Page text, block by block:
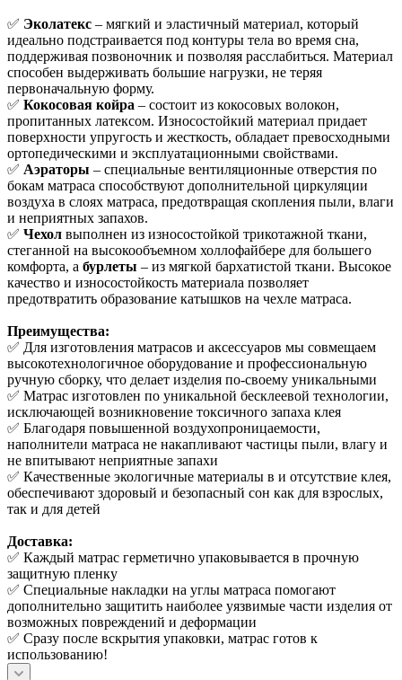
✅ Эколатекс – мягкий и эластичный материал, который
идеально подстраивается под контуры тела во время сна,
поддерживая позвоночник и позволяя расслабиться. Материал
способен выдерживать большие нагрузки, не теряя
первоначальную форму.
✅ Кокосовая койра – состоит из кокосовых волокон,
пропитанных латексом. Износостойкий материал придает
поверхности упругость и жесткость, обладает превосходными
ортопедическими и эксплуатационными свойствами.
✅ Аэраторы – специальные вентиляционные отверстия по
бокам матраса способствуют дополнительной циркуляции
воздуха в слоях матраса, предотвращая скопления пыли, влаги
и неприятных запахов.
✅ Чехол выполнен из износостойкой трикотажной ткани,
стеганной на высокообъемном холлофайбере для большего
комфорта, а бурлеты – из мягкой бархатистой ткани. Высокое
качество и износостойкость материала позволяет
предотвратить образование катышков на чехле матраса.
Преимущества:
✅ Для изготовления матрасов и аксессуаров мы совмещаем
высокотехнологичное оборудование и профессиональную
ручную сборку, что делает изделия по-своему уникальными
✅ Матрас изготовлен по уникальной бесклеевой технологии,
исключающей возникновение токсичного запаха клея
✅ Благодаря повышенной воздухопроницаемости,
наполнители матраса не накапливают частицы пыли, влагу и
не впитывают неприятные запахи
✅ Качественные экологичные материалы в и отсутствие клея,
обеспечивают здоровый и безопасный сон как для взрослых,
так и для детей
Доставка:
✅ Каждый матрас герметично упаковывается в прочную
защитную пленку
✅ Специальные накладки на углы матраса помогают
дополнительно защитить наиболее уязвимые части изделия от
возможных повреждений и деформации
✅ Сразу после вскрытия упаковки, матрас готов к
использованию!